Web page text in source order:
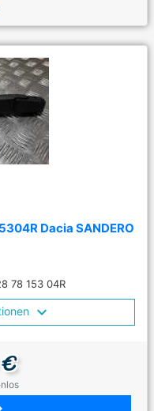
Dacia SANDERO
78 153 04R